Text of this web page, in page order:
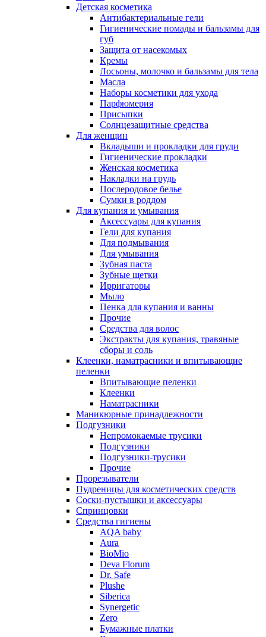
Детская косметика
Антибактериальные гели
Гигиенические помады и бальзамы для
губ
Защита от насекомых
Кремы
Лосьоны, молочко и бальзамы для тела
Масла
Наборы косметики для ухода
Парфюмерия
Присыпки
Солнцезащитные средства
Для женщин
Вкладыши и прокладки для груди
Гигиенические прокладки
Женская косметика
Накладки на грудь
Послеродовое белье
Сумки в роддом
Для купания и умывания
Аксессуары для купания
Гели для купания
Для подмывания
Для умывания
Зубная паста
Зубные щетки
Ирригаторы
Мыло
Пенка для купания и ванны
Прочие
Средства для волос
Экстракты для купания, травяные
сборы и соль
Клеенки, наматрасники и впитывающие
пеленки
Впитывающие пеленки
Клеенки
Наматрасники
Маникюрные принадлежности
Подгузники
Непромокаемые трусики
Подгузники
Подгузники-трусики
Прочие
Прорезыватели
Пудреницы для косметических средств
Соски-пустышки и аксессуары
Спринцовки
Средства гигиены
AQA baby
Aura
BioMio
Deva Florum
Dr. Safe
Plushe
Siberica
Synergetic
Zero
Бумажные платки